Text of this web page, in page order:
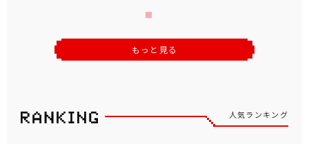
もっと見る
人気ランキング